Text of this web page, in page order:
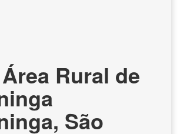
Rural de
São